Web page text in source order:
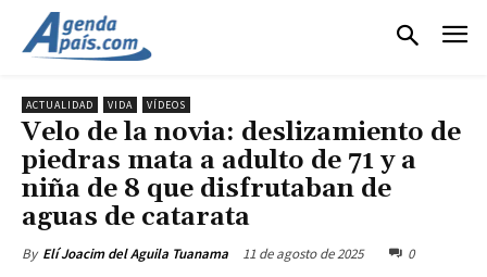
ACTUALIDAD VIDA VÍDEOS
Velo de la novia: deslizamiento de
piedras mata a adulto de 71 y a
niña de 8 que disfrutaban de
aguas de catarata
By Elí Joacim del Aguila Tuanama 11 de agosto de 2025 0